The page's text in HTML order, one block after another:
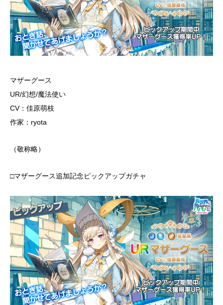
マザーグース
UR/幻想/魔法使い
CV：佳原萌枝
作家：ryota
（敬称略）
□マザーグース追加記念ピックアップガチャ